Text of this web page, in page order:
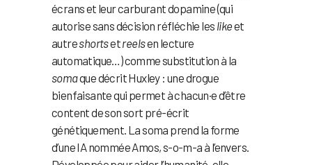
écrans et leur carburant dopamine (qui
autorise sans décision réfléchie les likeet
autreshortsetreelsen lecture
automatique…) comme substitution à la
somaque décrit Huxley : une drogue
bienfaisante qui permet à chacun·e d’être
content de son sort pré-écrit
génétiquement. La soma prend la forme
d’une IA nommée Amos, s-o-m-a à l’envers.